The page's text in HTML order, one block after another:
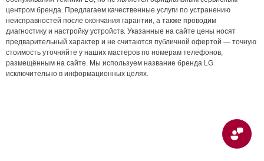
центром бренда. Предлагаем качественные услуги по устранению
неисправностей после окончания гарантии, а также проводим
диагностику и настройку устройств. Указанные на сайте цены носят
предварительный характер и не считаются публичной офертой — точную
стоимость уточняйте у наших мастеров по номерам телефонов,
размещённым на сайте. Мы используем название бренда LG
исключительно в информационных целях.